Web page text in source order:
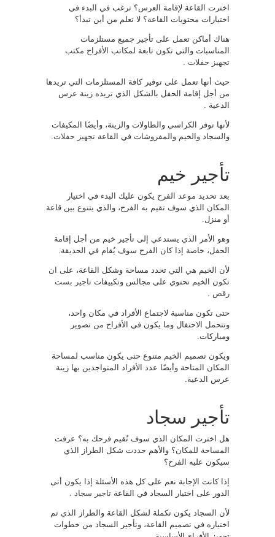
اخترت القاعة لإقامة العرس؟ ترغب في البدء في
اختيارات محتويات القاعة؟ لا تعلم من أين تبدأ؟
هناك أماكن تعمل على تأجير جميع مستلزمات
المناسبات والتي تكون تابعة لمكاتب الأفراح مكتب
تجهيز حفلات
حيث أنها تعمل على توفير كافة المستلزمات التي تريدها
من أجل إقامة الحفل بالشكل الذي تريده زينة عرس
الدعية .
لأنها توفر الكراسي والطاولات والزينة، وأيضًا المكيفات
والسجاد والخيم والمفروشات في القاعة تجهيز حفلات
تأجير خيم
بعد تحديد موعد الفرح يكون عليك البدء في اختيار
المكان الذي سوف تقيم به الفرح، والذي يتنوع بين قاعة
أو منزل.
وهو الأمر الذي يستدعي إلى تأجير خيم من أجل إقامة
الحفل، خاصة إذا كان الفرح سوف يُقام في الحديقة.
لأن الخيم هي التي تحدد مساحة وشكل القاعة، على ان
تكون الخيم تحتوي على مجالس وتكييفات تاجير بست
رقص
حتى تكون مناسبة لاجتماع الأفراد في مكان واحد،
وتتحمل الاحتفال وما يكون في الأفراح من تصوير
ومباركات.
ويكون تصميم الخيم متنوع حتى يكون مناسب لمساحة
المكان المتاحة وأيضًا عدد الأفراد المتواجدين بها زينة
عرس الدعية.
تأجير سجاد
هل اخترت المكان الذي سوف تُقيم فرحك به؟ عرفت
المساحة للمكان؟ والأهم حددت شكل الطراز الذي
سيكون عليه الفرح؟
إذا كانت الإجابة نعم على كل هذه الأسئلة إذا يكون أتى
الدور على اختيار السجاد في القاعة تاجير سجاد
لأن السجاد يكون تكملة لشكل القاعة والطراز الذي تم
اختياره في تصميم القاعة، وتأجير السجاد من خطوات